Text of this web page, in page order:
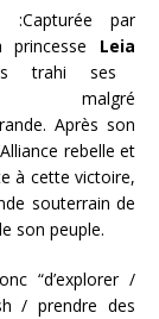
:Capturée par
princesse Leia
trahi ses
malgré
Après son
rebelle et
à cette victoire,
souterrain de
son peuple.
“d’explorer /
/ prendre des